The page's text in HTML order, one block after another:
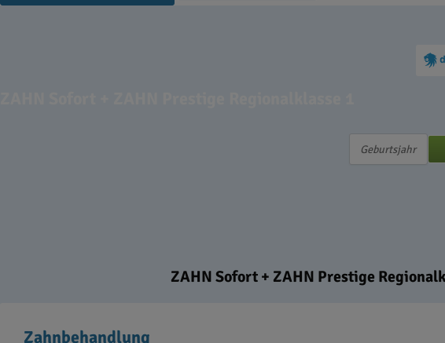
ZAHN Sofort + ZAHN Prestige
Zahnbehandlung